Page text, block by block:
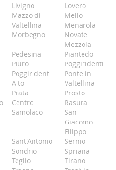
Livigno
Lovero
Mazzo di
Valtellina
Mello
Menarola
Morbegno
Novate
Mezzola
Pedesina
Piantedo
Piuro
Poggiridenti
Poggiridenti
Alto
Ponte in
Valtellina
Prata
Centro
Prosto
Rasura
Samolaco
San
Giacomo
Filippo
Sant'Antonio
Sernio
Sondrio
Spriana
Teglio
Tirano